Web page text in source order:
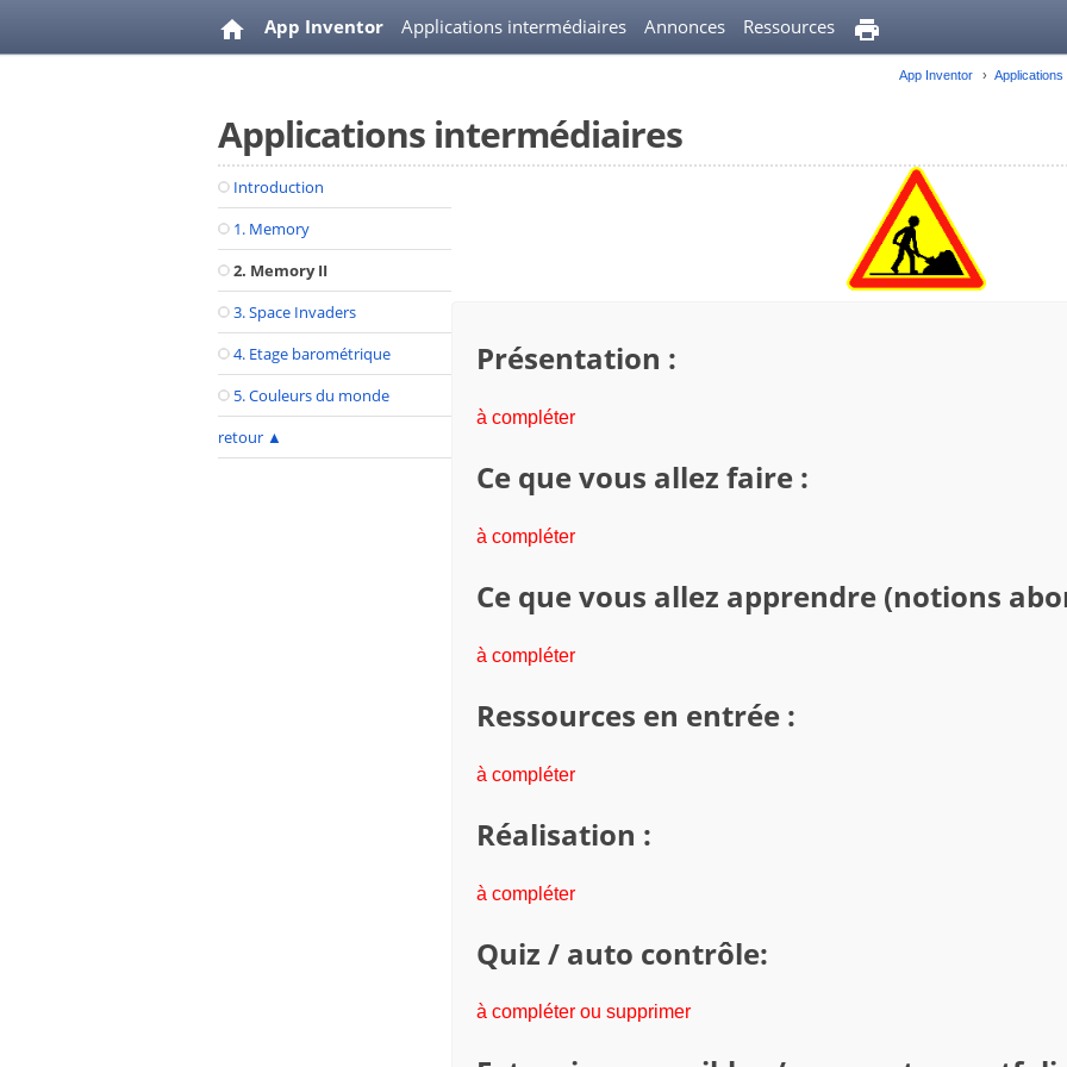
App Inventor Applications intermédiaires Annonces Ressources
App Inventor Applications
Applications intermédiaires
Introduction
1. Memory
2. Memory II
3. Space Invaders
4. Etage barométrique
5. Couleurs du monde
retour ▲
Présentation :
à compléter
Ce que vous allez faire :
à compléter
Ce que vous allez apprendre (notions
à compléter
Ressources en entrée :
à compléter
Réalisation :
à compléter
Quiz / auto contrôle:
à compléter ou supprimer